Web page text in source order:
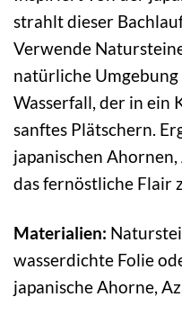
strahlt dieser
Verwende
natürliche
Wasserfall, der in ein
sanftes Plätschern.
japanischen
das fernöstliche Flair
Materialien:
wasserdichte Folie
japanische Ahorne,